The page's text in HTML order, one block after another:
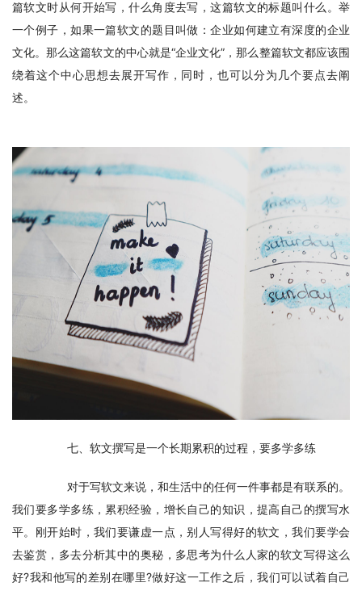
篇软文时从何开始写，什么角度去写，这篇软文的标题叫什么。举
一个例子，如果一篇软文的题目叫做：企业如何建立有深度的企业
文化。那么这篇软文的中心就是“企业文化”，那么整篇软文都应该围
绕着这个中心思想去展开写作，同时，也可以分为几个要点去阐
述。
七、软文撰写是一个长期累积的过程，要多学多练
对于写软文来说，和生活中的任何一件事都是有联系的。
我们要多学多练，累积经验，增长自己的知识，提高自己的撰写水
平。刚开始时，我们要谦虚一点，别人写得好的软文，我们要学会
去鉴赏，多去分析其中的奥秘，多思考为什么人家的软文写得这么
好?我和他写的差别在哪里?做好这一工作之后，我们可以试着自己